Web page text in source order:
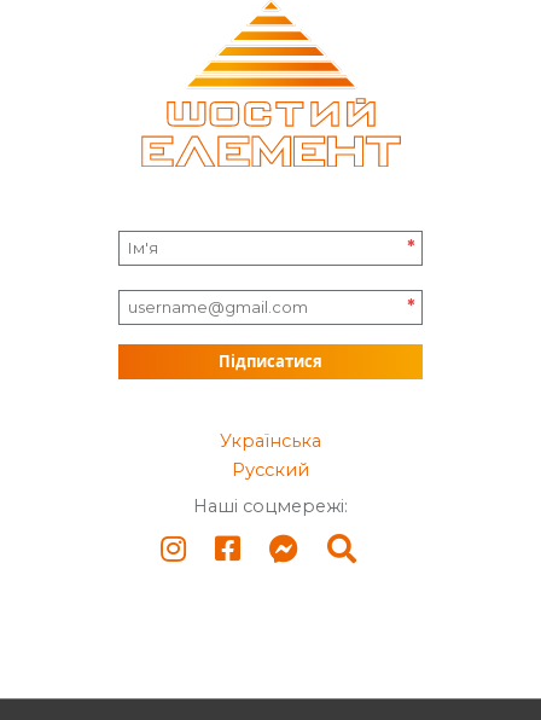
*
*
Підписатися
Українська
Русский
Наші соцмережі: